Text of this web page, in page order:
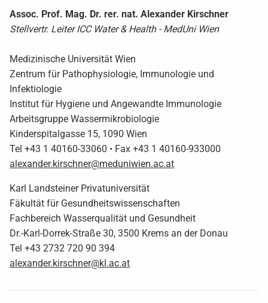
Assoc. Prof. Mag. Dr. rer. nat. Alexander Kirschner
Stellvertr. Leiter ICC Water & Health - MedUni Wien
Medizinische Universität Wien
Zentrum für Pathophysiologie, Immunologie und
Infektiologie
Institut für Hygiene und Angewandte Immunologie
Arbeitsgruppe Wassermikrobiologie
Kinderspitalgasse 15, 1090 Wien
Tel +43 1 40160-33060 • Fax +43 1 40160-933000
alexander.kirschner@meduniwien.ac.at
Karl Landsteiner Privatuniversität
Fäkultät für Gesundheitswissenschaften
Fachbereich Wasserqualität und Gesundheit
Dr.-Karl-Dorrek-Straße 30, 3500 Krems an der Donau
Tel +43 2732 720 90 394
alexander.kirschner@kl.ac.at